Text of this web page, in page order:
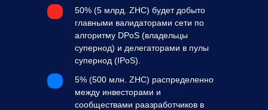
5% (500 млн. ZHC) распределенно
между инвесторами и
сообществами раазработчиков в
50% (5 млрд. ZHC) будет добыто
главными валидаторами сети по
алгоритму DPoS (владельцы
супернод) и делегаторами в пулы
супернод (IPoS).